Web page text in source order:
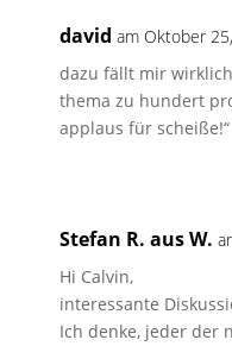
david am Oktober
dazu fällt mir
thema zu hundert
applaus für scheiße!“
Stefan R. aus W.
Hi Calvin,
interessante
Ich denke, jeder der